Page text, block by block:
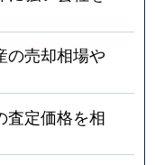
の売却相場や
査定価格を相